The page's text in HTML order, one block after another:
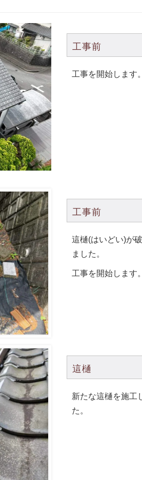
工事前
工事を開始します
工事前
這樋(はいどい)が
ました。
工事を開始します。
這樋
新たな這樋を施工
た。